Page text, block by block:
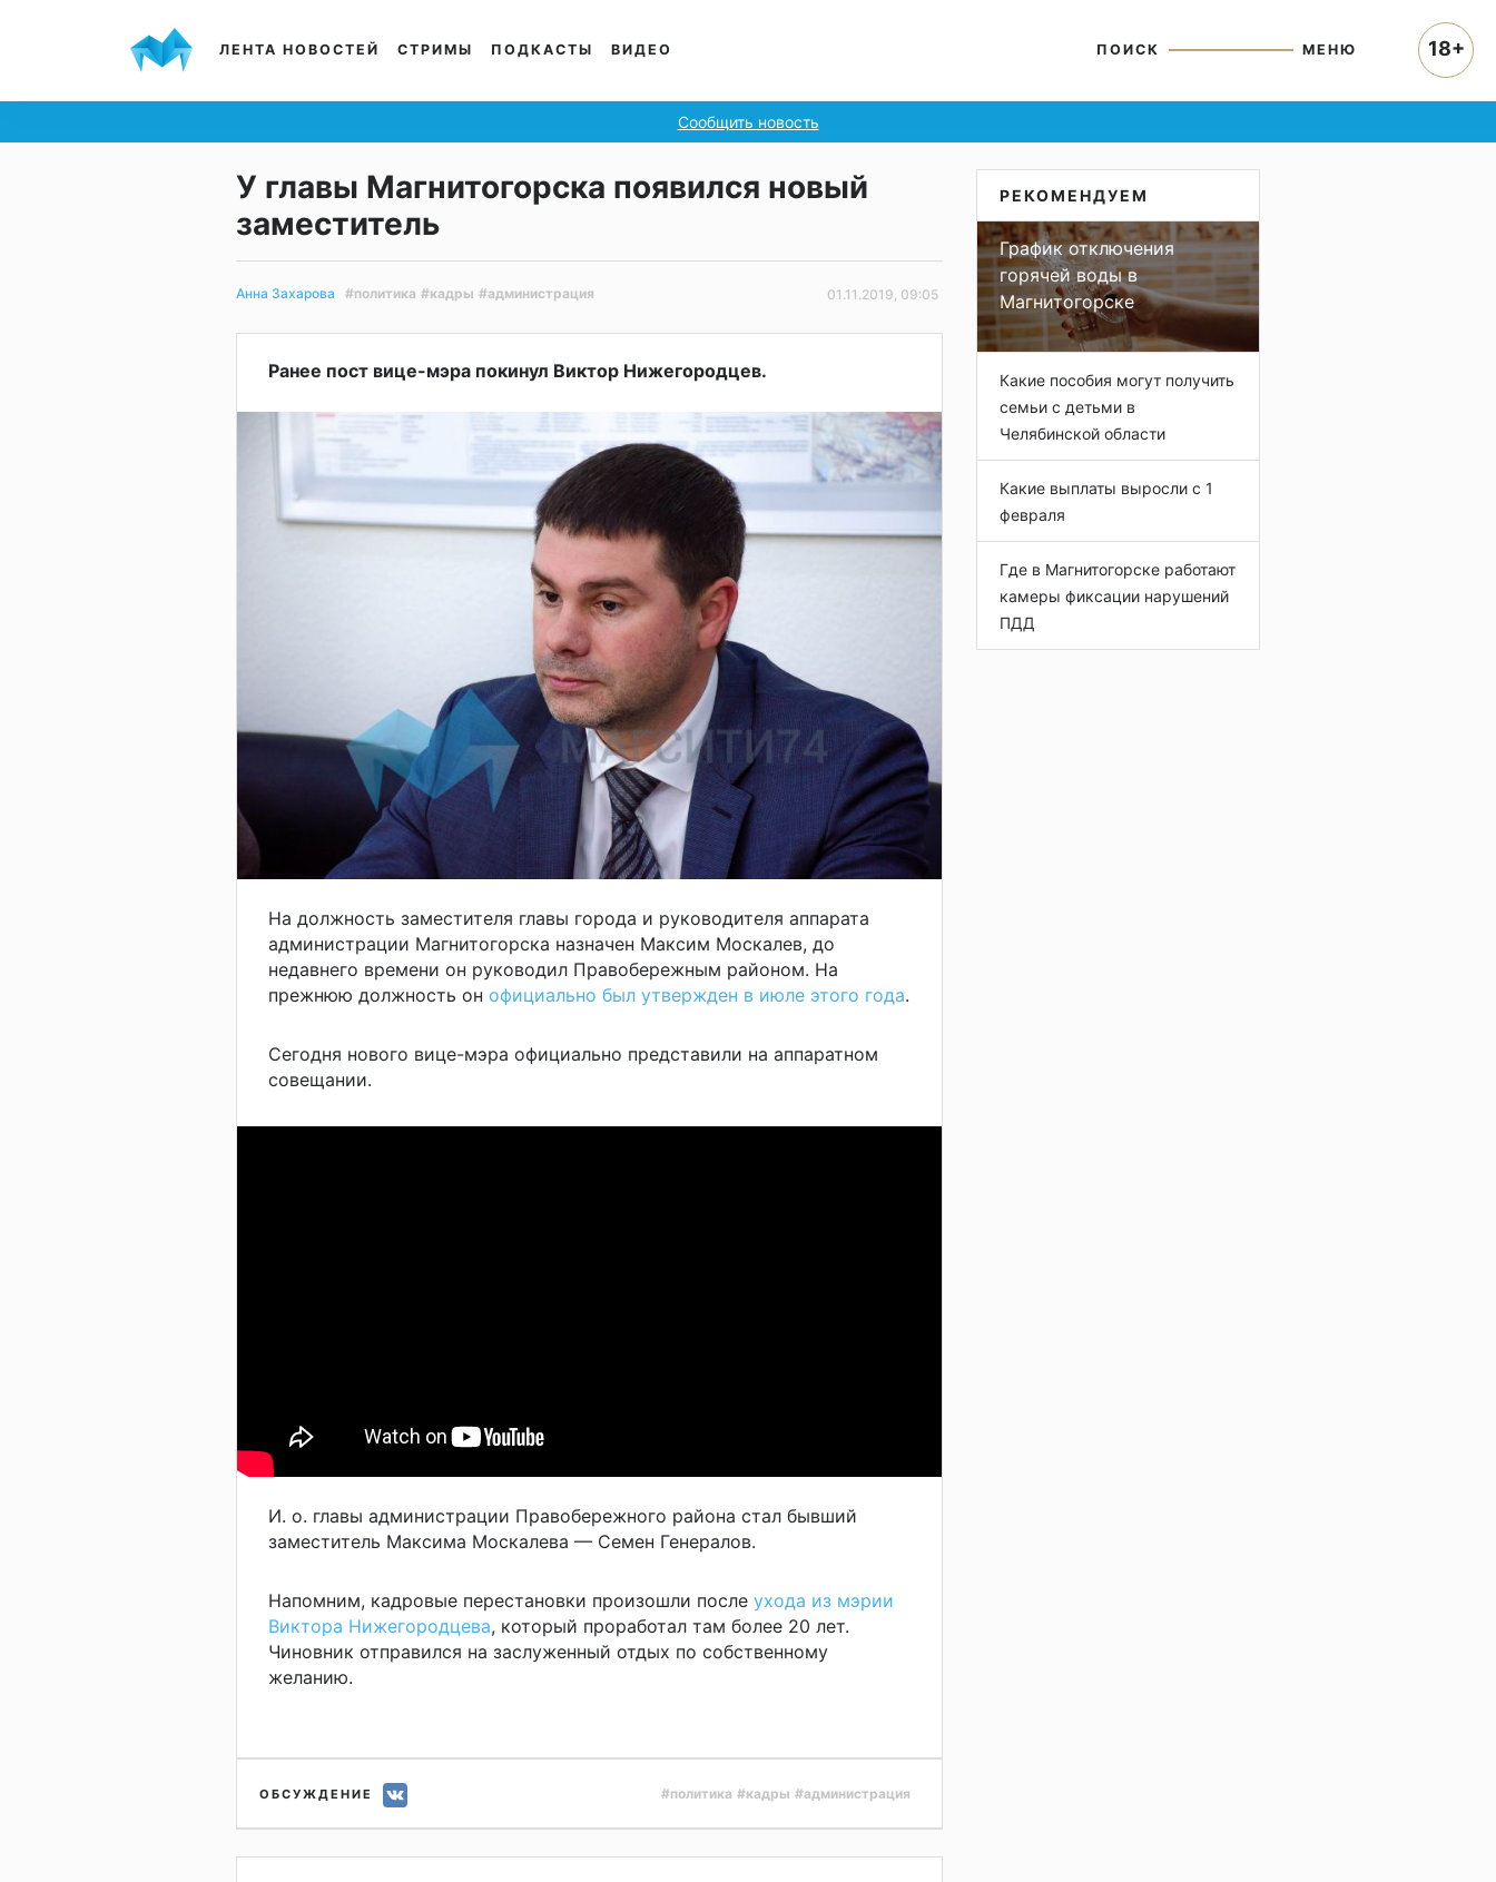
ЛЕНТА НОВОСТЕЙ СТРИМЫ ПОДКАСТЫ ВИДЕО ПОИСК МЕНЮ
Сообщить новость
У главы Магнитогорска появился новый
заместитель
Анна Захарова #политика #кадры #администрация 01.11.2019, 09:05
Ранее пост вице-мэра покинул Виктор Нижегородцев.
На должность заместителя главы города и руководителя аппарата
администрации Магнитогорска назначен Максим Москалев, до
недавнего времени он руководил Правобережным районом. На
прежнюю должность он официально был утвержден в июле этого года.
Сегодня нового вице-мэра официально представили на аппаратном
совещании.
И. о. главы администрации Правобережного района стал бывший
заместитель Максима Москалева — Семен Генералов.
Напомним, кадровые перестановки произошли после ухода из мэрии
Виктора Нижегородцева, который проработал там более 20 лет.
Чиновник отправился на заслуженный отдых по собственному
желанию.
ОБСУЖДЕНИЕ #политика #кадры #администрация
РЕКОМЕНДУЕМ
График отключения
горячей воды в
Магнитогорске
Какие пособия могут получить
семьи с детьми в
Челябинской области
Какие выплаты выросли с 1
февраля
Где в Магнитогорске работают
камеры фиксации нарушений
ПДД
18+